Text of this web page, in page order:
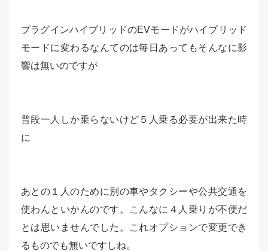
プラグインハイブリッドのEVモードがハイブリッド
モードに変わるなんてのは毎日あってもそんなに影
響は無いのですが
普段一人しか乗らないけど５人乗る必要が出来た時
に
あとの１人のために別の車やタクシーや公共交通を
使わんといかんのです。こんなに４人乗りが不便だ
とは思いませんでした。これオプションで変更でき
るものでも無いですしね。